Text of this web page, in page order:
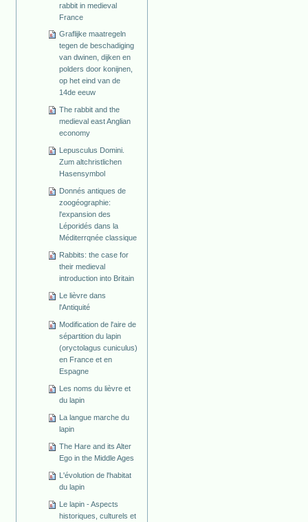
rabbit in medieval
France
Graflijke maatregeln
tegen de beschadiging
van dwinen, dijken en
polders door konijnen,
op het eind van de
14de eeuw
The rabbit and the
medieval east Anglian
economy
Lepusculus Domini.
Zum altchristlichen
Hasensymbol
Donnés antiques de
zoogéographie:
l'expansion des
Léporidés dans la
Méditerrqnée classique
Rabbits: the case for
their medieval
introduction into Britain
Le lièvre dans
l'Antiquité
Modification de l'aire de
sépartition du lapin
(oryctolagus cuniculus)
en France et en
Espagne
Les noms du lièvre et
du lapin
La langue marche du
lapin
The Hare and its Alter
Ego in the Middle Ages
L'évolution de l'habitat
du lapin
Le lapin - Aspects
historiques, culturels et